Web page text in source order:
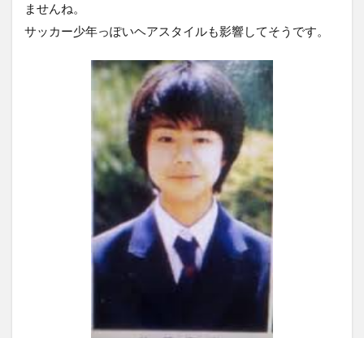
ませんね。
サッカー少年っぽいヘアスタイルも影響してそうです。